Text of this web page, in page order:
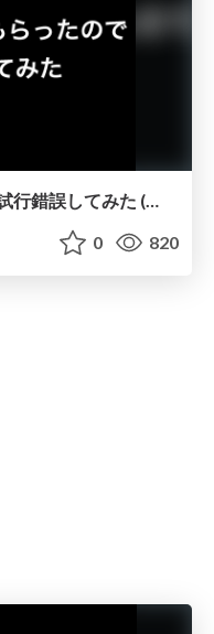
GR−COTTONをもらったので試行錯誤してみた (第17回 #iotlt)
0 820